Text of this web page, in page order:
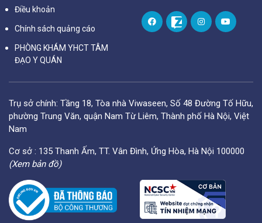
Điều khoản
Chính sách quảng cáo
PHÒNG KHÁM YHCT TÂM
ĐẠO Y QUÁN
Trụ sở chính: Tầng 18, Tòa nhà Viwaseen, Số 48 Đường Tố Hữu,
phường Trung Văn, quận Nam Từ Liêm, Thành phố Hà Nội, Việt
Nam
Cơ sở : 135 Thanh Ấm, TT. Vân Đình, Ứng Hòa, Hà Nội 100000
(Xem bản đồ)